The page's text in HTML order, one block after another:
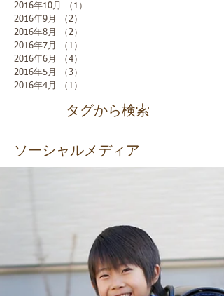
2016年10月
（1）
2016年9月
（2）
2016年8月
（2）
2016年7月
（1）
2016年6月
（4）
2016年5月
（3）
2016年4月
（1）
タグから検索
ソーシャルメディア